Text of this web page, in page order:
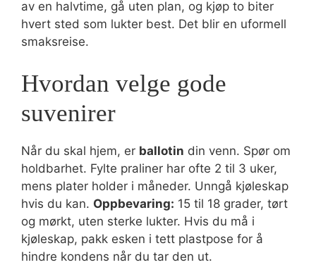
av en halvtime, gå uten plan, og kjøp to biter
hvert sted som lukter best. Det blir en uformell
smaksreise.
Hvordan velge gode
suvenirer
Når du skal hjem, er ballotin din venn. Spør om
holdbarhet. Fylte praliner har ofte 2 til 3 uker,
mens plater holder i måneder. Unngå kjøleskap
hvis du kan. Oppbevaring: 15 til 18 grader, tørt
og mørkt, uten sterke lukter. Hvis du må i
kjøleskap, pakk esken i tett plastpose for å
hindre kondens når du tar den ut.